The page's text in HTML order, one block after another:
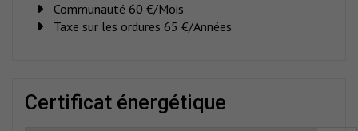
Communauté 60 €/Mois
Taxe sur les ordures 65 €/Années
certificat énergétique